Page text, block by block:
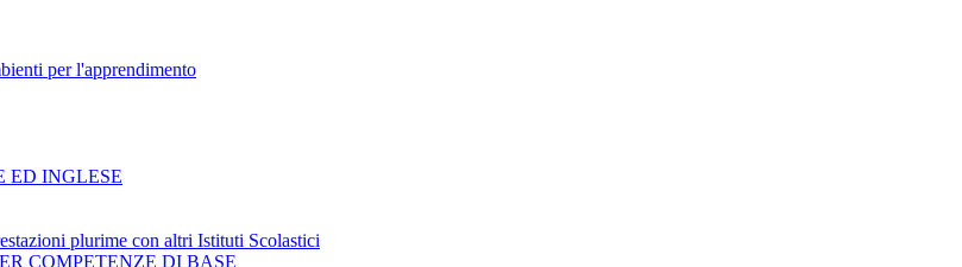
per l'apprendimento
ED INGLESE
plurime con altri Istituti Scolastici
COMPETENZE DI BASE